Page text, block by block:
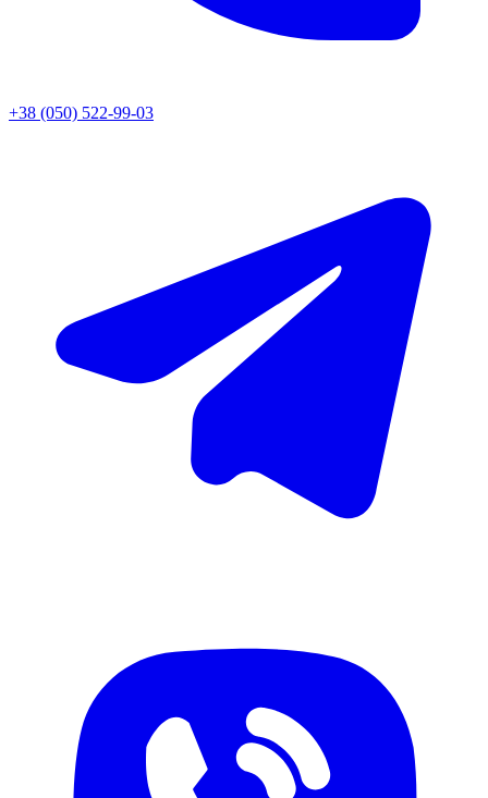
+38 (050) 522-99-03